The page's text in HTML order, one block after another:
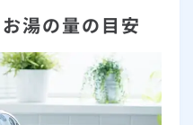
湯の量の目安